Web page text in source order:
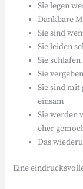
Sie legen
Dankbare
Sie sind
Sie leiden
Sie schlafen
Sie
Sie sind
einsam
Sie werden
eher
Das
Eine